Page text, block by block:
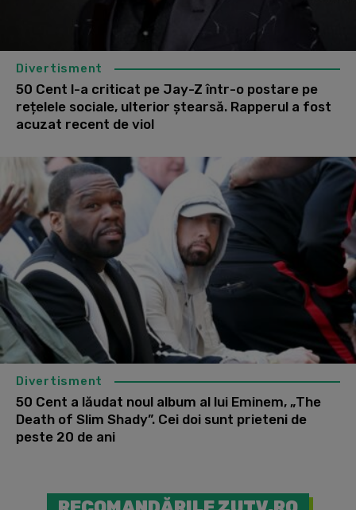
Divertisment
50 Cent l-a criticat pe Jay-Z într-o postare pe
rețelele sociale, ulterior ștearsă. Rapperul a fost
acuzat recent de viol
Divertisment
50 Cent a lăudat noul album al lui Eminem, „The
Death of Slim Shady”. Cei doi sunt prieteni de
peste 20 de ani